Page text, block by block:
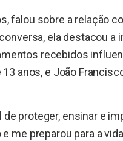
falou sobre a relação
ela destacou a
recebidos
anos, e João
proteger, ensinar e
me preparou para a